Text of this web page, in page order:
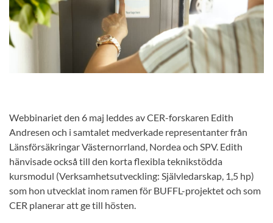
Webbinariet den 6 maj leddes av CER-forskaren Edith
Andresen och i samtalet medverkade representanter från
Länsförsäkringar Västernorrland, Nordea och SPV. Edith
hänvisade också till den korta flexibla teknikstödda
kursmodul (Verksamhetsutveckling: Självledarskap, 1,5 hp)
som hon utvecklat inom ramen för BUFFL-projektet och som
CER planerar att ge till hösten.